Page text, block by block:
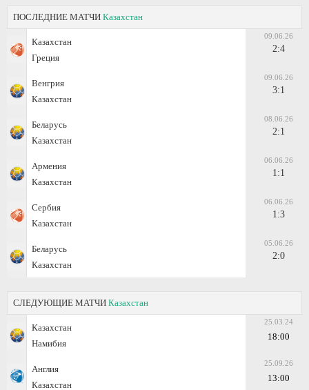
ПОСЛЕДНИЕ МАТЧИ Казахстан
Казахстан
Греция
09.06.26
2:4
Венгрия
Казахстан
09.06.26
3:1
Беларусь
Казахстан
08.06.26
2:1
Армения
Казахстан
06.06.26
1:1
Сербия
Казахстан
06.06.26
1:3
Беларусь
Казахстан
05.06.26
2:0
СЛЕДУЮЩИЕ МАТЧИ Казахстан
Казахстан
Намибия
25.03.24
18:00
Англия
Казахстан
25.09.26
13:00